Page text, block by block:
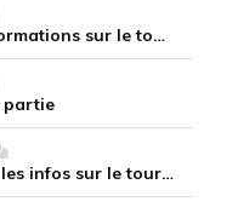
BLAST Open Porto : toutes les informations sur le tournoi
partie
Esports Nations Cup 2026 : toutes les infos sur le tournoi